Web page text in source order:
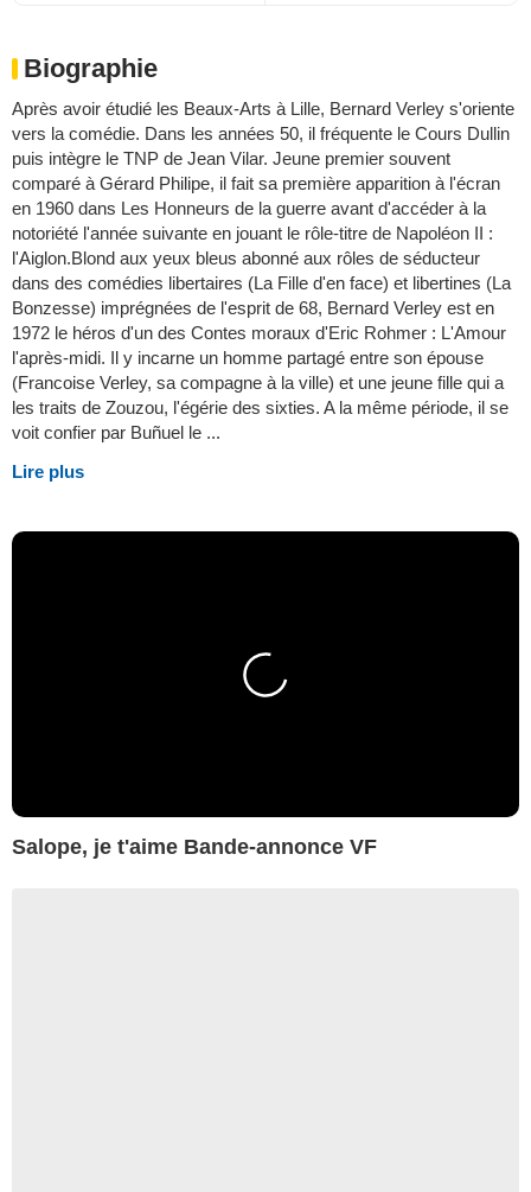
Biographie
Après avoir étudié les Beaux-Arts à Lille, Bernard Verley s'oriente
vers la comédie. Dans les années 50, il fréquente le Cours Dullin
puis intègre le TNP de Jean Vilar. Jeune premier souvent
comparé à Gérard Philipe, il fait sa première apparition à l'écran
en 1960 dans Les Honneurs de la guerre avant d'accéder à la
notoriété l'année suivante en jouant le rôle-titre de Napoléon II :
l'Aiglon.Blond aux yeux bleus abonné aux rôles de séducteur
dans des comédies libertaires (La Fille d'en face) et libertines (La
Bonzesse) imprégnées de l'esprit de 68, Bernard Verley est en
1972 le héros d'un des Contes moraux d'Eric Rohmer : L'Amour
l'après-midi. Il y incarne un homme partagé entre son épouse
(Francoise Verley, sa compagne à la ville) et une jeune fille qui a
les traits de Zouzou, l'égérie des sixties. A la même période, il se
voit confier par Buñuel le ...
Lire plus
Salope, je t'aime Bande-annonce VF